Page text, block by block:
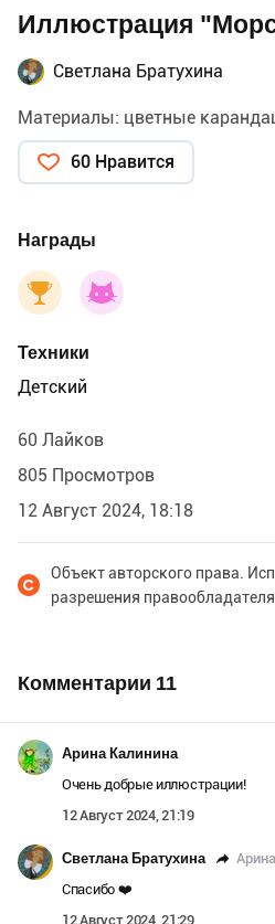
Иллюстрация
Светлана Братухина
Материалы: цветные
60 Нравится
Награды
Техники
Детский
60 Лайков
805 Просмотров
12 Август 2024, 18:18
Объект авторского права.
разрешения
Комментарии 11
Арина Калинина
Очень добрые иллюстрации!
12 Август 2024, 21:19
Светлана Братухина
Спасибо ❤️
12 Август 2024, 21:29